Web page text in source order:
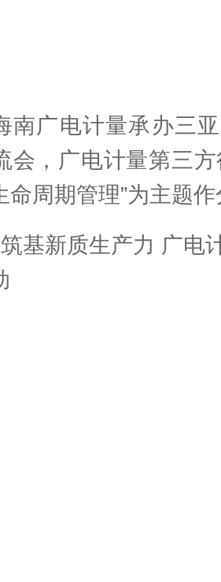
广电计量承办三亚
会，广电计量第三
命周期管理”为主题